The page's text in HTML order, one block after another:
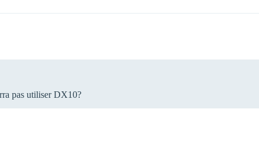
pas utiliser DX10?